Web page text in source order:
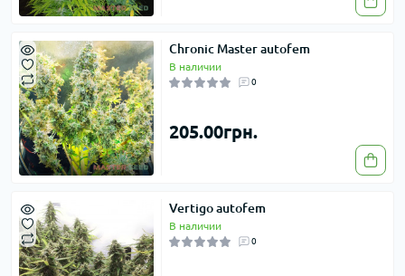
Chronic Master autofem
В наличии
0
205.00грн.
Vertigo autofem
В наличии
0